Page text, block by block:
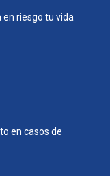
en riesgo tu vida
en casos de